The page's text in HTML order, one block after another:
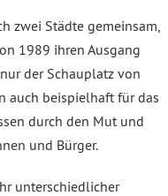
zwei Städte gemeinsam,
1989 ihren Ausgang
der Schauplatz von
auch beispielhaft für das
durch den Mut und
und Bürger.
unterschiedlicher